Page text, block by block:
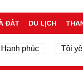
ĐẤT DU LỊCH
Tôi yêu Tổ quốc